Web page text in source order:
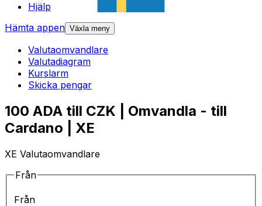
Hjälp
Hämta appen Växla meny
Valutaomvandlare
Valutadiagram
Kurslarm
Skicka pengar
100 ADA till CZK | Omvandla - till
Cardano | XE
XE Valutaomvandlare
Från
Från